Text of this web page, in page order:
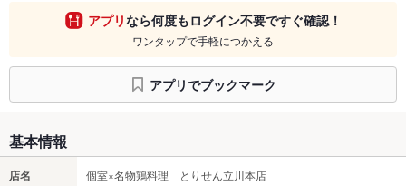
アプリなら何度もログイン不要ですぐ確認！
ワンタップで手軽につかえる
アプリでブックマーク
基本情報
店名 個室×名物鶏料理 とりせん立川本店